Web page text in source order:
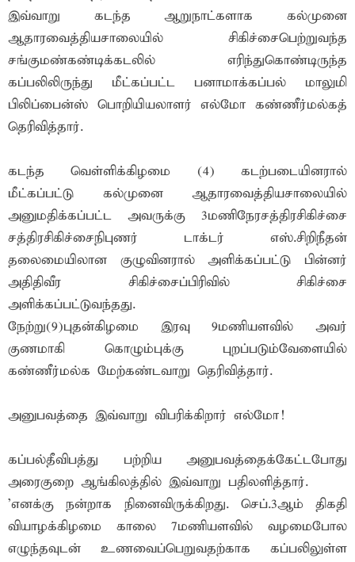
இவ்வாறு கடந்த ஆறுநாட்களாக கல்முனை
ஆதாரவைத்தியசாலையில் சிகிச்சைபெற்றுவந்த
சங்குமண்கண்டிக்கடலில் எரிந்துகொண்டிருந்த
கப்பலிலிருந்து மீட்கப்பட்ட பனாமாக்கப்பல் மாலுமி
பிலிப்பைன்ஸ் பொறியியலாளர் எல்மோ கண்ணீர்மல்கத்
தெரிவித்தார்.
கடந்த வெள்ளிக்கிழமை (4) கடற்படையினரால்
மீட்கப்பட்டு கல்முனை ஆதாரவைத்தியசாலையில்
அனுமதிக்கப்பட்ட அவருக்கு 3மணிநேரசத்திரசிகிச்சை
சத்திரசிகிச்சைநிபுணர் டாக்டர் எஸ்.சிறிநீதன்
தலைமையிலான குழுவினரால் அளிக்கப்பட்டு பின்னர்
அதிதிவீர சிகிச்சைப்பிரிவில் சிகிச்சை
அளிக்கப்பட்டுவந்தது.
நேற்று(9)புதன்கிழமை இரவு 9மணியளவில் அவர்
குணமாகி கொழும்புக்கு புறப்படும்வேளையில்
கண்ணீர்மல்க மேற்கண்டவாறு தெரிவித்தார்.
அனுபவத்தை இவ்வாறு விபரிக்கிறார் எல்மோ!
கப்பல்தீவிபத்து பற்றிய அனுபவத்தைக்கேட்டபோது
அரைகுறை ஆங்கிலத்தில் இவ்வாறு பதிலளித்தார்.
'எனக்கு நன்றாக நினைவிருக்கிறது. செப்.3ஆம் திகதி
வியாழக்கிழமை காலை 7மணியளவில் வழமைபோல
எழுந்தவுடன் உணவைப்பெறுவதற்காக கப்பலிலுள்ள